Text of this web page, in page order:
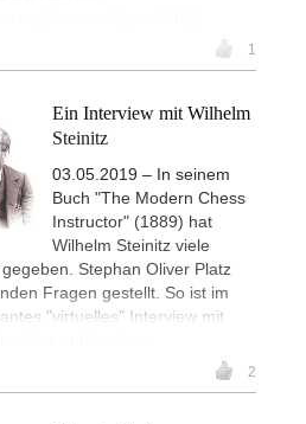
1
Ein Interview mit Wilhelm
Steinitz
03.05.2019 – In seinem
Buch "The Modern Chess
Instructor" (1889) hat
Wilhelm Steinitz viele
Stephan Oliver Platz
Fragen gestellt. So ist im
"virtuelles" Interview mit
2